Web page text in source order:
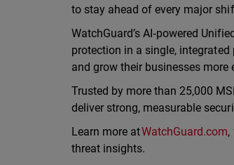
to stay ahead of every major
WatchGuard’s AI‑powered
protection in a single,
and grow their businesses more
Trusted by more than 25,000
deliver strong, measurable
Learn more atWatchGuard.com,
threat insights.